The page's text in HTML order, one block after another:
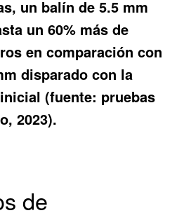
un balín de 5.5 mm
un 60% más de
en comparación con
disparado con la
(fuente: pruebas
2023).
de